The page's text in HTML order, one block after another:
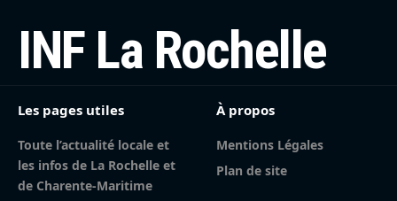
INF La Rochelle
Les pages utiles
Toute l’actualité locale et
les infos de La Rochelle et
de Charente-Maritime
À propos
Mentions Légales
Plan de site